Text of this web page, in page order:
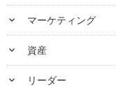
keyboard_arrow_down マーケティング
keyboard_arrow_down 資産
keyboard_arrow_down リーダー